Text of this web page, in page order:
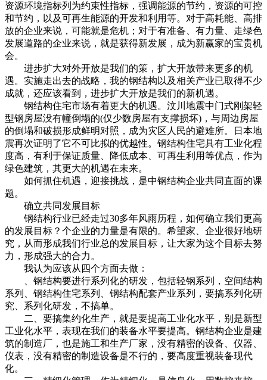
资源环境指标列为约束性指标，强调能源的节约，资源的可控
和节约，以及可再生能源的开发和利用等。对于高耗能、高排
放的企业来说，可能就是危机；对于有准备、有力量、走绿色
发展道路的企业来说，就是获得新发展，成为新赢家的宝贵机
会。
进步扩大对外开放是我们的策，扩大开放带来更多的机
遇。实施走出去的战略，我的钢结构以及相关产业已取得不少
成就，还应该看到，进步扩大开放是我们的新机遇。
钢结构住宅市场有着更大的机遇。汶川地震中门式刚架轻
型钢房屋没有幢倒塌的(仅少数房屋有支撑损坏)，与周边房屋
的倒塌和破损形成鲜明对照，成为灾区人民的避难所。日本地
震再次证明了它不可比拟的优越性。钢结构住宅具有工业化程
度高，有利于保证质量、降低成本、可再生利用等优点，作为
绿色建筑，其更大的机遇在未来。
如何抓住机遇，迎接挑战，是中钢结构企业共同直面的课
题。
确立共同发展目标
钢结构行业已经走过30多年风雨历程，如何确立我们更高
的发展目标？个企业的力量是有限的。希望家、企业很好地研
究，从而形成我们行业总的发展目标，让大家为这个目标去努
力，形成强大的合力。
我认为应该从四个方面去做：
、钢结构要进行系列化的研发，包括轻钢系列，空间结构
系列、钢结构住宅系列、钢结构配套产业系列，要搞系列化研
究、系列化研发，不搞单。
二、要搞集约化生产，就是要提高工业化水平，别是新型
工业化水平，表现在我们的装备水平要提高。钢结构企业是建
筑的制造厂，也是施工和生产厂家，没有精密的设备、仪器、
仪表，没有精密的制造设备是不行的，要高度重视装备现代
化。